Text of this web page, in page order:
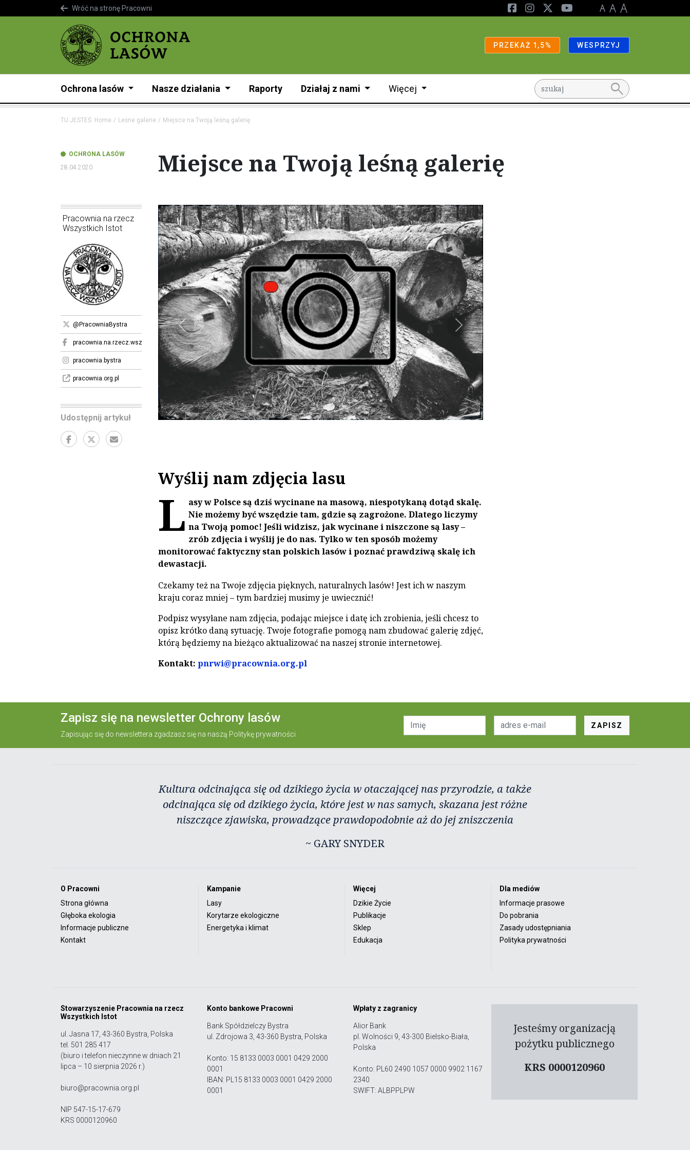
Ochrona lasów Nasze działania Raporty Działaj z nami Więcej search
Wróć na stronę Pracowni
PRZEKAŻ 1,5% WESPRZYJ
TU JESTEŚ: Home Leśne galerie Miejsce na Twoją leśną galerię
OCHRONA LASÓW
28.04.2020
Miejsce na Twoją leśną galerię
Pracownia na rzecz
Wszystkich Istot
@PracowniaBystra
pracownia.na.rzecz.wszystkich.istot
pracownia.bystra
pracownia.org.pl
Udostępnij artykuł
Poprzedni Następny
Wyślij nam zdjęcia lasu
L asy w Polsce są dziś wycinane na masową, niespotykaną dotąd skalę.
Nie możemy być wszędzie tam, gdzie są zagrożone. Dlatego liczymy
na Twoją pomoc! Jeśli widzisz, jak wycinane i niszczone są lasy –
zrób zdjęcia i wyślij je do nas. Tylko w ten sposób możemy
monitorować faktyczny stan polskich lasów i poznać prawdziwą skalę ich
dewastacji.
Czekamy też na Twoje zdjęcia pięknych, naturalnych lasów! Jest ich w naszym
kraju coraz mniej – tym bardziej musimy je uwiecznić!
Podpisz wysyłane nam zdjęcia, podając miejsce i datę ich zrobienia, jeśli chcesz to
opisz krótko daną sytuację. Twoje fotografie pomogą nam zbudować galerię zdjęć,
którą będziemy na bieżąco aktualizować na naszej stronie internetowej.
Kontakt: pnrwi@pracownia.org.pl
Zapisz się na newsletter Ochrony lasów
Zapisując się do newslettera zgadzasz się na naszą Politykę prywatności
ZAPISZ
Kultura odcinająca się od dzikiego życia w otaczającej nas przyrodzie, a także
odcinająca się od dzikiego życia, które jest w nas samych, skazana jest różne
niszczące zjawiska, prowadzące prawdopodobnie aż do jej zniszczenia
~ GARY SNYDER
O Pracowni
Strona główna
Głęboka ekologia
Informacje publiczne
Kontakt
Kampanie
Lasy
Korytarze ekologiczne
Energetyka i klimat
Więcej
Dzikie Życie
Publikacje
Sklep
Edukacja
Dla mediów
Informacje prasowe
Do pobrania
Zasady udostępniania
Polityka prywatności
Stowarzyszenie Pracownia na rzecz
Wszystkich Istot
ul. Jasna 17, 43-360 Bystra, Polska
tel. 501 285 417
(biuro i telefon nieczynne w dniach 21
lipca – 10 sierpnia 2026 r.)
biuro@pracownia.org.pl
NIP 547-15-17-679
KRS 0000120960
Konto bankowe Pracowni
Bank Spółdzielczy Bystra
ul. Zdrojowa 3, 43-360 Bystra, Polska
Konto: 15 8133 0003 0001 0429 2000
0001
IBAN: PL15 8133 0003 0001 0429 2000
0001
Wpłaty z zagranicy
Alior Bank
pl. Wolności 9, 43-300 Bielsko-Biała,
Polska
Konto: PL60 2490 1057 0000 9902 1167
2340
SWIFT: ALBPPLPW
Jesteśmy organizacją
pożytku publicznego
KRS 0000120960